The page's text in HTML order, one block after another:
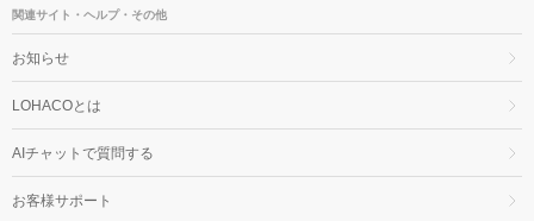
関連サイト・ヘルプ・その他
お知らせ
LOHACOとは
AIチャットで質問する
お客様サポート